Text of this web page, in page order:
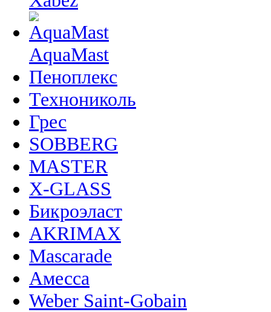
AquaMast
Пеноплекс
Технониколь
Грес
SOBBERG
MASTER
X-GLASS
Бикроэласт
AKRIMAX
Mascarade
Амесса
Weber Saint-Gobain